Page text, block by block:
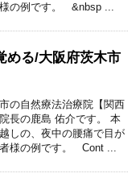
の例です。 &nbsp ...
める/大阪府茨木市
の自然療法治療院【関西
長の鹿島 佑介です。 本
しの、夜中の腰痛で目が
様の例です。 Cont ...